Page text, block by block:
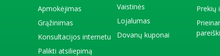
Apmokėjimas
Grąžinimas
Konsultacijos internetu
Palikti atsiliepimą
Vaistinės
Lojalumas
Dovanų kuponai
Prekių